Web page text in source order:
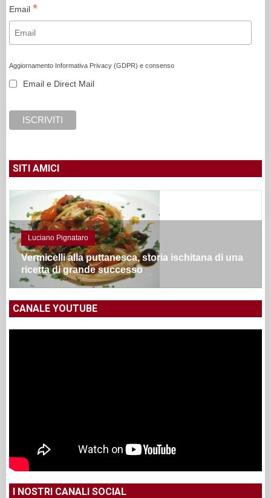
Email *
Aggiornamento Informativa Privacy (GDPR) e consenso
Email e Direct Mail
SITI AMICI
Luciano Pignataro
Vermicelli alla puttanesca, storia ischitana di una
ricetta di grande successo
CANALE YOUTUBE
I NOSTRI CANALI SOCIAL